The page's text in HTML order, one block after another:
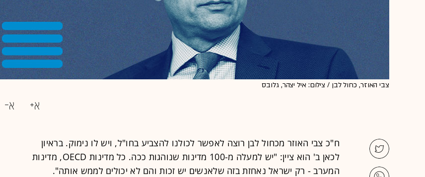
צבי האוזר, כחול לבן / צילום: איל יצהר, גלובס
ח"כ צבי האוזר מכחול לבן רוצה לאפשר לכולנו להצביע בחו"ל, ויש לו נימוק. בראיון
לכאן ב' הוא ציין: "יש למעלה מ-100 מדינות שנוהגות ככה. כל מדינות OECD, מדינות
המערב - רק ישראל נאחזת בזה שלאנשים יש זכות והם לא יכולים לממש אותה".